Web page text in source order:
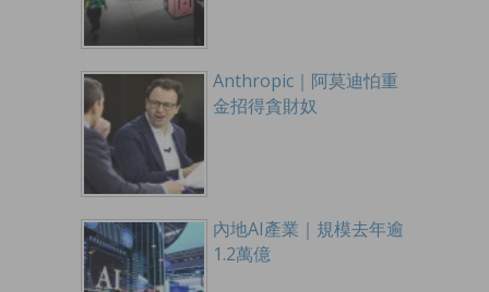
Anthropic｜阿莫迪怕重
金招得貪財奴
內地AI產業｜規模去年逾
1.2萬億